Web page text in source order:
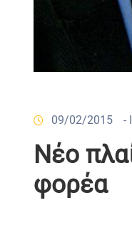
09/02/2015 -
Νέο
φορέα